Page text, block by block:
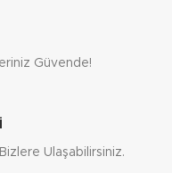
Güvende!
Ulaşabilirsiniz.